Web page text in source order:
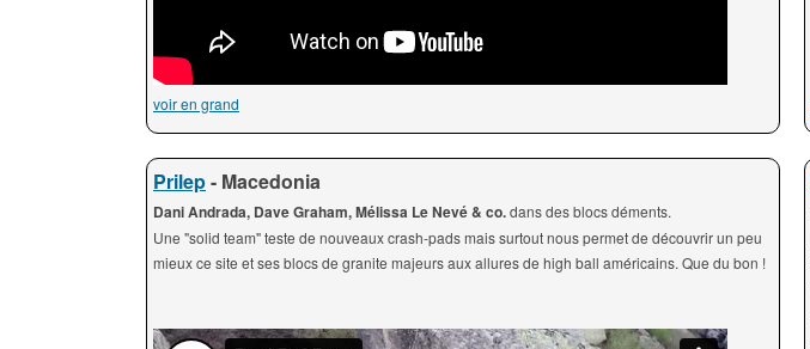
voir en grand
Prilep- Macedonia
Dani Andrada, Dave Graham, Mélissa Le Nevé & co.dans des blocs déments.
Une "solid team" teste de nouveaux crash-pads mais surtout nous permet de découvrir un peu
mieux ce site et ses blocs de granite majeurs aux allures de high ball américains. Que du bon !